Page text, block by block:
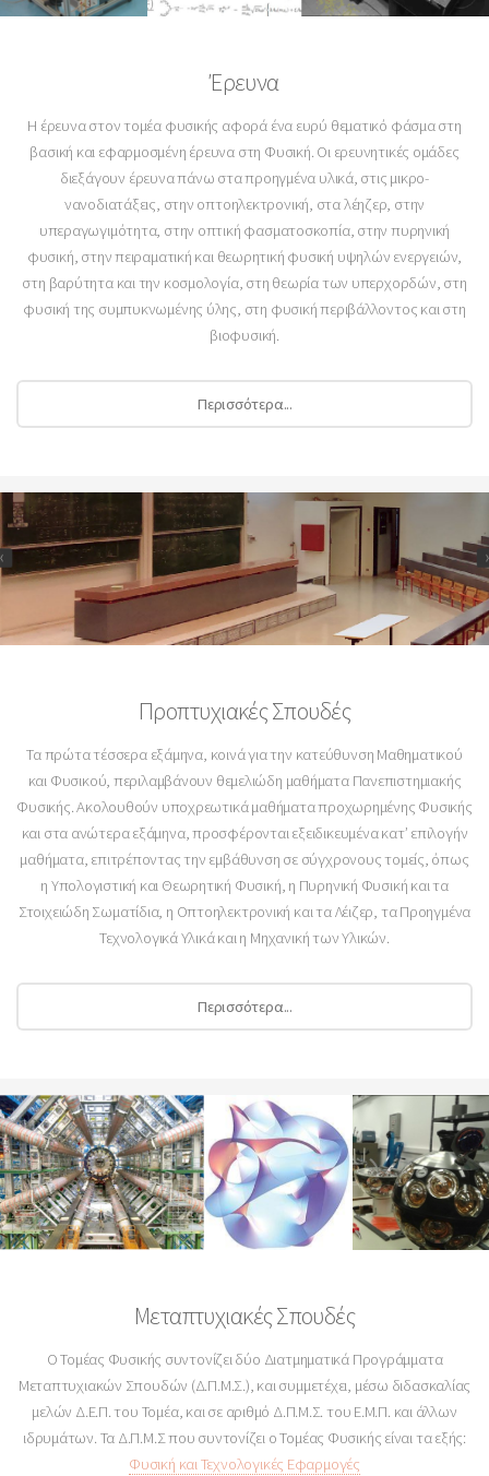
Έρευνα
Η έρευνα στον τομέα φυσικής αφορά ένα ευρύ θεματικό φάσμα στη
βασική και εφαρμοσμένη έρευνα στη Φυσική. Οι ερευνητικές ομάδες
διεξάγουν έρευνα πάνω στα προηγμένα υλικά, στις μικρο-
νανοδιατάξεις, στην οπτοηλεκτρονική, στα λέηζερ, στην
υπεραγωγιμότητα, στην οπτική φασματοσκοπία, στην πυρηνική
φυσική, στην πειραματική και θεωρητική φυσική υψηλών ενεργειών,
στη βαρύτητα και την κοσμολογία, στη θεωρία των υπερχορδών, στη
φυσική της συμπυκνωμένης ύλης, στη φυσική περιβάλλοντος και στη
βιοφυσική.
Περισσότερα...
Προπτυχιακές Σπουδές
Τα πρώτα τέσσερα εξάμηνα, κοινά για την κατεύθυνση Μαθηματικού
και Φυσικού, περιλαμβάνουν θεμελιώδη μαθήματα Πανεπιστημιακής
Φυσικής. Ακολουθούν υποχρεωτικά μαθήματα προχωρημένης Φυσικής
και στα ανώτερα εξάμηνα, προσφέρονται εξειδικευμένα κατ’ επιλογήν
μαθήματα, επιτρέποντας την εμβάθυνση σε σύγχρονους τομείς, όπως
η Υπολογιστική και Θεωρητική Φυσική, η Πυρηνική Φυσική και τα
Στοιχειώδη Σωματίδια, η Οπτοηλεκτρονική και τα Λέιζερ, τα Προηγμένα
Τεχνολογικά Υλικά και η Μηχανική των Υλικών.
Περισσότερα...
Μεταπτυχιακές Σπουδές
Ο Τομέας Φυσικής συντονίζει δύο Διατμηματικά Προγράμματα
Μεταπτυχιακών Σπουδών (Δ.Π.Μ.Σ.), και συμμετέχει, μέσω διδασκαλίας
μελών Δ.Ε.Π. του Τομέα, και σε αριθμό Δ.Π.Μ.Σ. του Ε.Μ.Π. και άλλων
ιδρυμάτων. Τα Δ.Π.Μ.Σ που συντονίζει ο Τομέας Φυσικής είναι τα εξής:
Φυσική και Τεχνολογικές Εφαρμογές